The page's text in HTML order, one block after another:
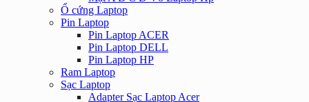
Ổ cứng Laptop
Pin Laptop
Pin Laptop ACER
Pin Laptop DELL
Pin Laptop HP
Ram Laptop
Sạc Laptop
Adapter Sạc Laptop Acer